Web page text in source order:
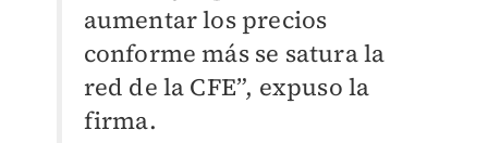
aumentar los precios
conforme más se satura la
red de la CFE”, expuso la
firma.